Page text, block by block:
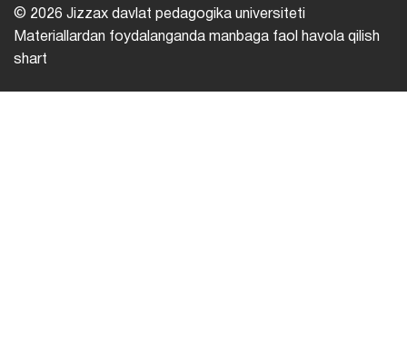
© 2026 Jizzax davlat pedagogika universiteti
Materiallardan foydalanganda manbaga faol havola qilish
shart